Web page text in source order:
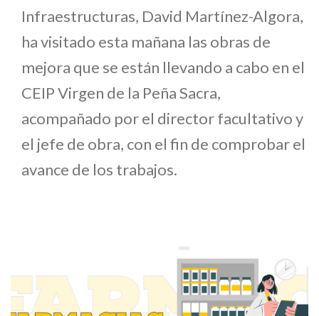
Infraestructuras, David Martínez-Algora,
ha visitado esta mañana las obras de
mejora que se están llevando a cabo en el
CEIP Virgen de la Peña Sacra,
acompañado por el director facultativo y
el jefe de obra, con el fin de comprobar el
avance de los trabajos.